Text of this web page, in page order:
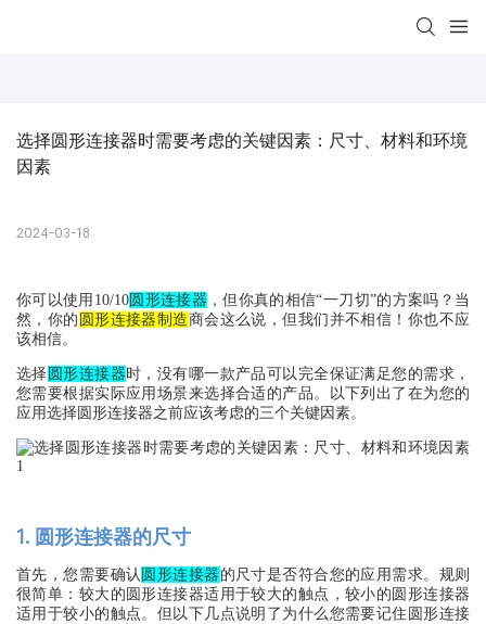
选择圆形连接器时需要考虑的关键因素：尺寸、材料和环境
因素
2024-03-18
你可以使用10/10圆形连接器 ，但你真的相信“一刀切”的方案吗？当
然，你的 圆形连接器制造商会这么说，但我们并不相信！你也不应
该相信。
选择 圆形连接器时 ，没有哪一款产品可以完全保证满足您的需求，
您需要根据实际应用场景来选择合适的产品。以下列出了在为您的
应用选择圆形连接器之前应该考虑的三个关键因素。
1. 圆形连接器的尺寸
首先，您需要确认 圆形连接器 的尺寸是否符合您的应用需求。规则
很简单：较大的圆形连接器适用于较大的触点，较小的圆形连接器
适用于较小的触点。但以下几点说明了为什么您需要记住圆形连接